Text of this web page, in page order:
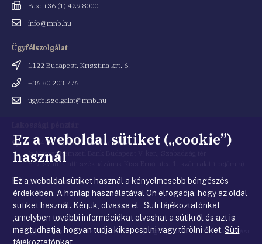
Fax
Fax: +36 (1) 429 8000
Emailinfo@mnb.hu
Ügyfélszolgálat
Cím
1122 Budapest, Krisztina krt. 6.
Telefonszám
+36 80 203 776
Emailugyfelszolgalat@mnb.hu
Cím 1054 Budapest, Kiss Ernő utca 1.
(a Magyar Nemzeti Bank Budapest V. ker., Szabadság tér
8-9. szám alatti székházának Kiss Ernő utca 1. szám alatti bejárata)
Email
cím
penztar@mnb.hu
© Magyar Nemzeti Bank |Impresszum|Jogi nyilatkozat|Adatkezelési
Ez a weboldal sütiket („cookie”)
használ
Ez a weboldal sütiket használ a kényelmesebb böngészés
érdekében. A honlap használatával Ön elfogadja, hogy az oldal
sütiket használ. Kérjük, olvassa el Süti tájékoztatónkat
,amelyben további információkat olvashat a sütikről és azt is
megtudhatja, hogyan tudja kikapcsolni vagy törölni őket.Süti
tájékoztatónkat